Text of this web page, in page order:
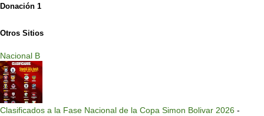
Donación 1
Otros Sitios
Nacional B
Clasificados a la Fase Nacional de la Copa Simon Bolivar 2026 -